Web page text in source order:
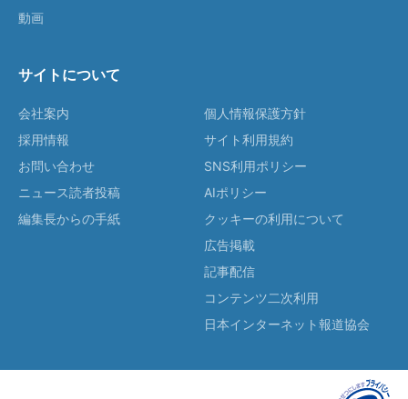
動画
サイトについて
会社案内
採用情報
お問い合わせ
ニュース読者投稿
編集長からの手紙
個人情報保護方針
サイト利用規約
SNS利用ポリシー
AIポリシー
クッキーの利用について
広告掲載
記事配信
コンテンツ二次利用
日本インターネット報道協会